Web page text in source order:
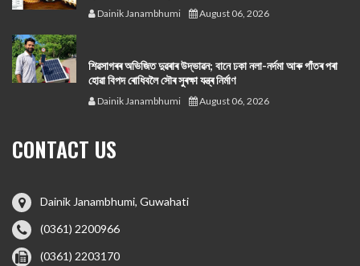
Dainik Janambhumi August 06, 2026
শিৱসাগৰৰ অভিজিত দুৱৰাৰ উদ্ভাৱন; বানে ঢকা নলা-নৰ্দমা আৰু গাঁতৰ পৰা
হোৱা বিপদ ৰোধিবলৈ সৌৰ সুৰক্ষা যন্ত্ৰ নিৰ্মাণ
Dainik Janambhumi August 06, 2026
CONTACT US
Dainik Janambhumi, Guwahati
(0361) 2200966
(0361) 2203170